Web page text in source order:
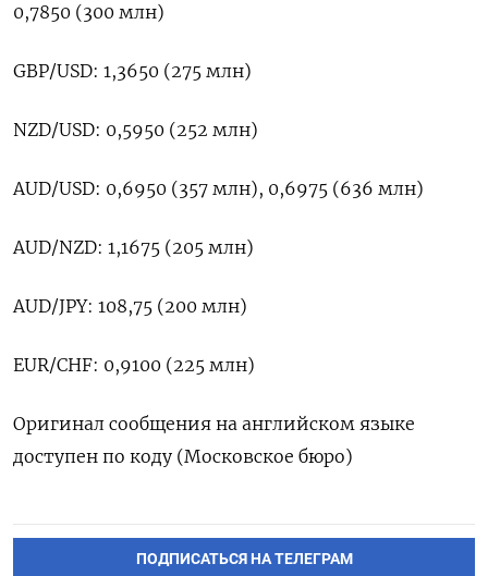
‌0,7850 (300 млн)
GBP/USD: 1,3650 (275 млн)
NZD/USD: 0,5950 (252 млн)
AUD/USD: 0,6950 (357 млн), 0,6975 (636 млн)
AUD/NZD: 1,1675 (205 ‍млн)
AUD/JPY: ‍108,75 (200 млн)
EUR/CHF: 0,9100 (225 ‍млн)
Оригинал сообщения на английском языке
⁠доступен по коду (Московское бюро)
ПОДПИСАТЬСЯ НА ТЕЛЕГРАМ